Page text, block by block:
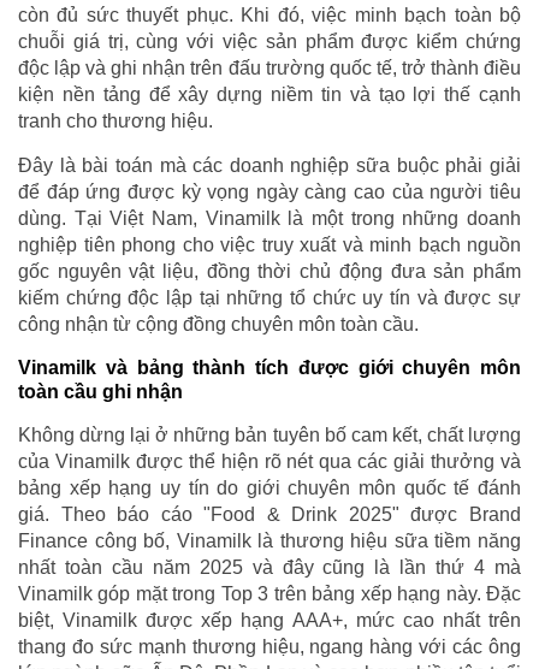
còn đủ sức thuyết phục. Khi đó, việc minh bạch toàn bộ
chuỗi giá trị, cùng với việc sản phẩm được kiểm chứng
độc lập và ghi nhận trên đấu trường quốc tế, trở thành điều
kiện nền tảng để xây dựng niềm tin và tạo lợi thế cạnh
tranh cho thương hiệu.
Đây là bài toán mà các doanh nghiệp sữa buộc phải giải
để đáp ứng được kỳ vọng ngày càng cao của người tiêu
dùng. Tại Việt Nam, Vinamilk là một trong những doanh
nghiệp tiên phong cho việc truy xuất và minh bạch nguồn
gốc nguyên vật liệu, đồng thời chủ động đưa sản phẩm
kiếm chứng độc lập tại những tổ chức uy tín và được sự
công nhận từ cộng đồng chuyên môn toàn cầu.
Vinamilk và bảng thành tích được giới chuyên môn
toàn cầu ghi nhận
Không dừng lại ở những bản tuyên bố cam kết, chất lượng
của Vinamilk được thể hiện rõ nét qua các giải thưởng và
bảng xếp hạng uy tín do giới chuyên môn quốc tế đánh
giá. Theo báo cáo "Food & Drink 2025" được Brand
Finance công bố, Vinamilk là thương hiệu sữa tiềm năng
nhất toàn cầu năm 2025 và đây cũng là lần thứ 4 mà
Vinamilk góp mặt trong Top 3 trên bảng xếp hạng này. Đặc
biệt, Vinamilk được xếp hạng AAA+, mức cao nhất trên
thang đo sức mạnh thương hiệu, ngang hàng với các ông